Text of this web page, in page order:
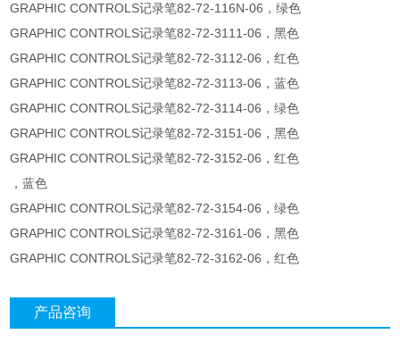
GRAPHIC CONTROLS记录笔82-72-116N-06，绿色
GRAPHIC CONTROLS记录笔82-72-3111-06，黑色
GRAPHIC CONTROLS记录笔82-72-3112-06，红色
GRAPHIC CONTROLS记录笔82-72-3113-06，蓝色
GRAPHIC CONTROLS记录笔82-72-3114-06，绿色
GRAPHIC CONTROLS记录笔82-72-3151-06，黑色
GRAPHIC CONTROLS记录笔82-72-3152-06，红色
，蓝色
GRAPHIC CONTROLS记录笔82-72-3154-06，绿色
GRAPHIC CONTROLS记录笔82-72-3161-06，黑色
GRAPHIC CONTROLS记录笔82-72-3162-06，红色
产品咨询